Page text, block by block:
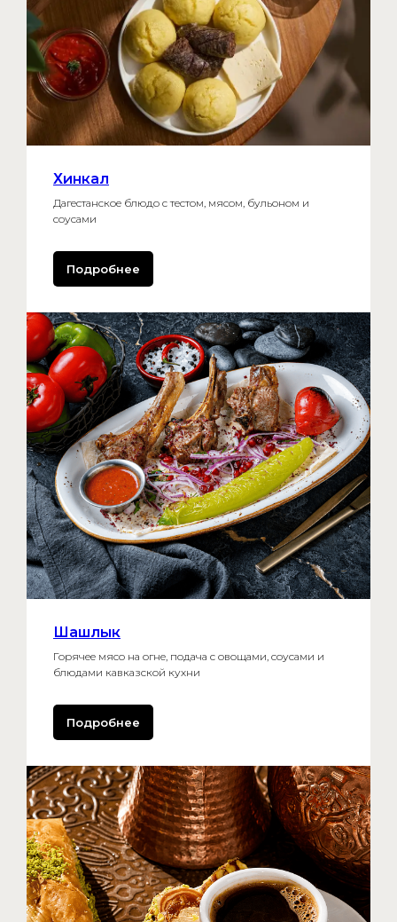
Хинкал
Дагестанское блюдо с тестом, мясом, бульоном и
соусами
Подробнее
Шашлык
Горячее мясо на огне, подача с овощами, соусами и
блюдами кавказской кухни
Подробнее
ООО "НАХИЧЕВАНЬ ИНВЕСТ"
ИНН: 7704448970, КПП:
773601001 +7 495 859-23-01
Юр.адрес: Москва г, вн.тер.г.
муниципальный округ
Ломоносовский, ул. Академика
Пилюгина, д. 8А, этаж 1, ком. 11
Политику обработки
персональных данных для
посетителей сайта
Согласие на обработку
Правила для посещения
фудхолла «ИТ АРЕНА»
ОГРН 5177746323332
Мичуринский просп.,
13А, стр. 1 (этаж 2)
ВСК-ЧТ 10:00–22:00
ПТ-СБ 10:00–23:00
+7 999-555-72-55
Eat.arena@yandex.com